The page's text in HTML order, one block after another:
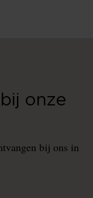
onze
bij ons in